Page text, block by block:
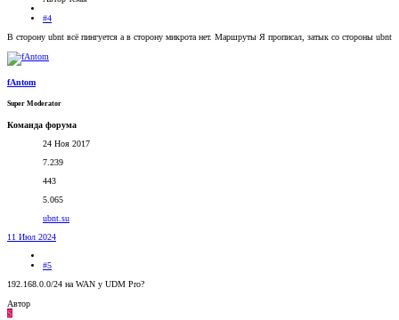
#4
В сторону ubnt всё пингуется а в сторону микрота нет. Маршруты Я прописал, затык со стороны ubnt
fAntom
Super Moderator
Команда форума
24 Ноя 2017
7.239
443
5.065
ubnt.su
11 Июл 2024
#5
192.168.0.0/24 на WAN у UDM Pro?
Автор
S